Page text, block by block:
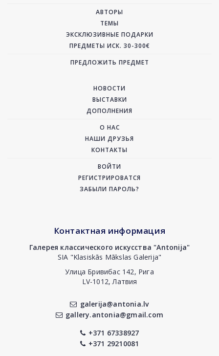
АВТОРЫ
ТЕМЫ
ЭКСКЛЮЗИВНЫЕ ПОДАРКИ
ПРЕДМЕТЫ ИСК. 30-300€
ПРЕДЛОЖИТЬ ПРЕДМЕТ
НОВОСТИ
ВЫСТАВКИ
ДОПОЛНЕНИЯ
О НАС
НАШИ ДРУЗЬЯ
КОНТАКТЫ
ВОЙТИ
РЕГИСТРИРОВАТСЯ
ЗАБЫЛИ ПАРОЛЬ?
Контактная информация
Галерея классического искусства "Antonija"
SIA "Klasiskās Mākslas Galerija"
Улица Бривибас 142, Рига
LV-1012, Латвия
galerija@antonia.lv
gallery.antonia@gmail.com
+371 67338927
+371 29210081